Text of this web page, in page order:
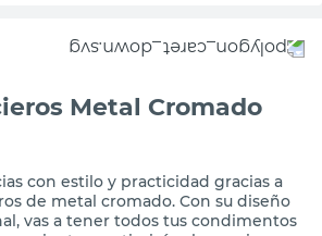
Metal Cromado
con estilo y practicidad gracias a
de metal cromado. Con su diseño